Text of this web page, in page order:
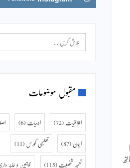
مقبول موضوعات
اخلاقیات (72) ادبیات (6)
ایمان (87) تعلیمی کورس (11)
تعمیر شخصیت (115) خواتین و خانہ